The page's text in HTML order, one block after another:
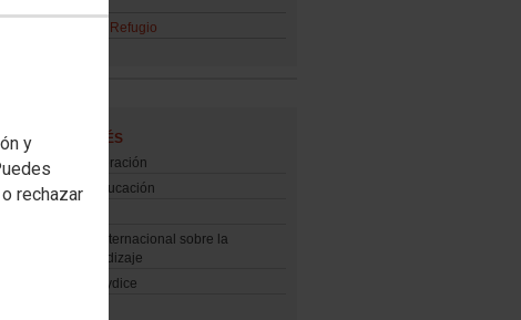
y
rechazar
Educación y Refugio
DE INTERÉS
Confederación
de la Educación
2013 Estudio internacional sobre la
y el Aprendizaje
Española Eurydice